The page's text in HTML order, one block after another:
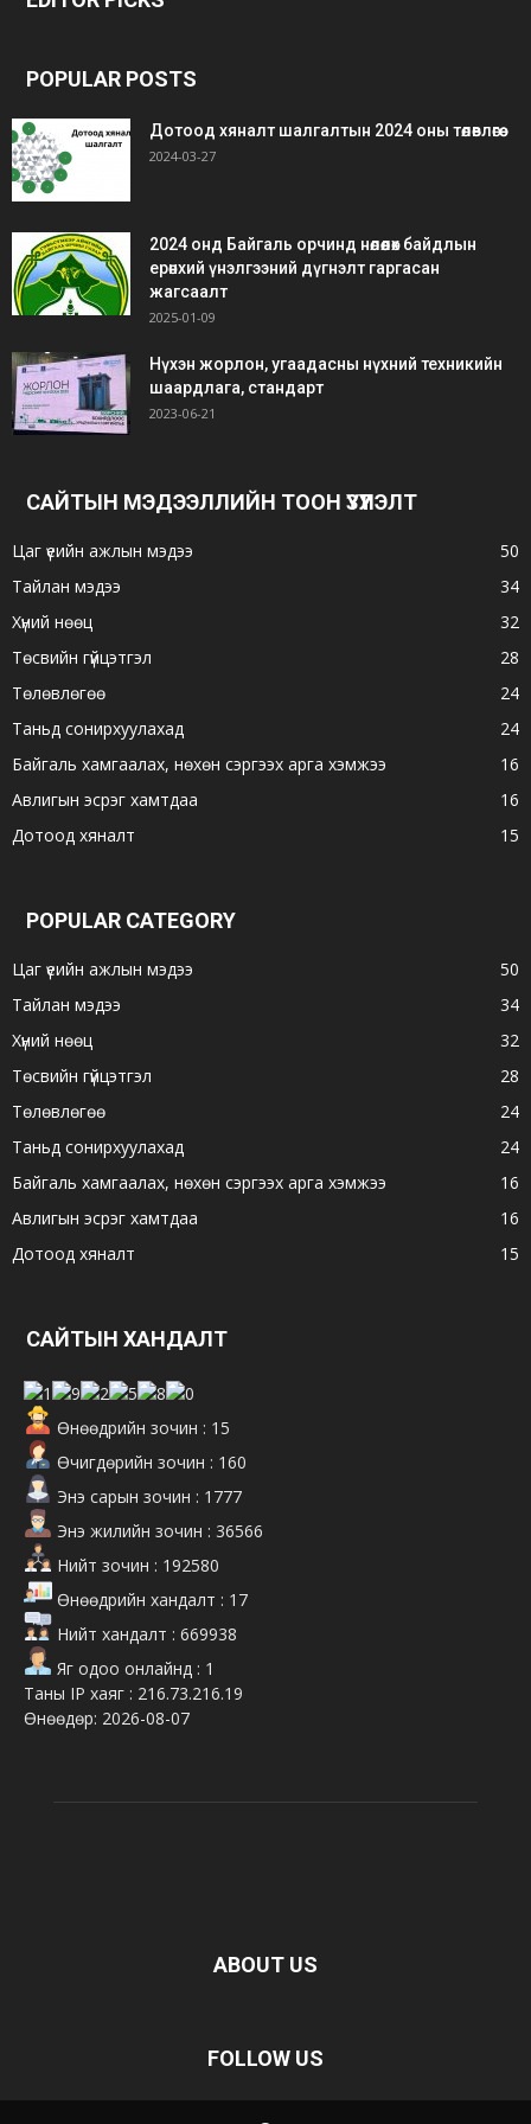
POPULAR POSTS
Дотоод хяналт шалгалтын 2024 оны төлөвлөгөө
2024-03-27
2024 онд Байгаль орчинд нөлөөлөх байдлын
ерөнхий үнэлгээний дүгнэлт гаргасан
жагсаалт
2025-01-09
Нүхэн жорлон, угаадасны нүхний техникийн
шаардлага, стандарт
2023-06-21
САЙТЫН МЭДЭЭЛЛИЙН ТООН ҮЗҮҮЛЭЛТ
Цаг үеийн ажлын мэдээ
50
Тайлан мэдээ
34
Хүний нөөц
32
Төсвийн гүйцэтгэл
28
Төлөвлөгөө
24
Таньд сонирхуулахад
24
Байгаль хамгаалах, нөхөн сэргээх арга хэмжээ
16
Авлигын эсрэг хамтдаа
16
Дотоод хяналт
15
POPULAR CATEGORY
Цаг үеийн ажлын мэдээ
50
Тайлан мэдээ
34
Хүний нөөц
32
Төсвийн гүйцэтгэл
28
Төлөвлөгөө
24
Таньд сонирхуулахад
24
Байгаль хамгаалах, нөхөн сэргээх арга хэмжээ
16
Авлигын эсрэг хамтдаа
16
Дотоод хяналт
15
САЙТЫН ХАНДАЛТ
Өнөөдрийн зочин : 15
Өчигдөрийн зочин : 160
Энэ сарын зочин : 1777
Энэ жилийн зочин : 36566
Нийт зочин : 192580
Өнөөдрийн хандалт : 17
Нийт хандалт : 669938
Яг одоо онлайнд : 1
Таны IP хаяг : 216.73.216.19
Өнөөдөр: 2026-08-07
ABOUT US
FOLLOW US